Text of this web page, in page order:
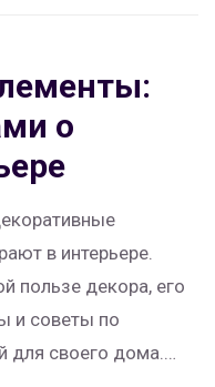
о
в интерьере.
пользе декора, его
и советы по
для своего дома.